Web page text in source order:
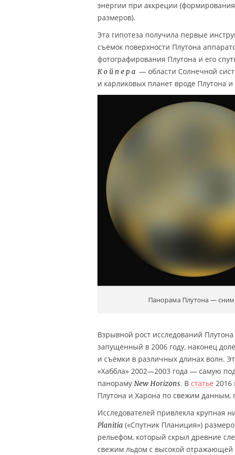
энергии при аккреции
размеров).
Эта гипотеза получила первые
съёмок поверхности Плутона
фотографирования Плутона и его
Койпера — области Солнечной
и карликовых планет вроде Плутона
Панорама Плутона —
Взрывной рост исследований
запущенный в 2006 году, наконец
и съёмки в различных длинах волн.
«Хаббла» 2002—2003 года — самую
панораму New Horizons. В статье 2016
Плутона и Харона по свежим данным,
Исследователей привлекла крупная
Planitia («Спутник Планиция»)
рельефом, который скрыл древние
свежим льдом с высокой отражающей